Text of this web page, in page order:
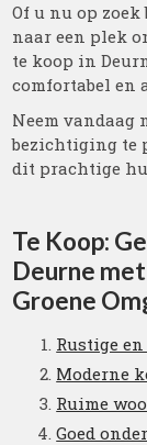
Of u nu op
naar een plek
te koop in
comfortabel en
Neem vandaag
bezichtiging te
dit prachtige
Te Koop:
Deurne
Groene
Rustige
Moderne
Ruime
Goed